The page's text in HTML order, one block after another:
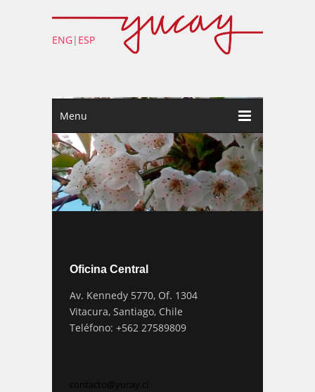
ENG| ESP
Menu
Oficina Central
Av. Kennedy 5770, Of. 1304
Vitacura, Santiago, Chile
Teléfono: +562 27589809
contacto@yucay.cl